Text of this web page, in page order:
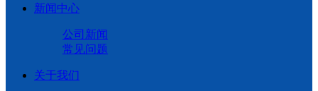
新闻中心
公司新闻
常见问题
关于我们